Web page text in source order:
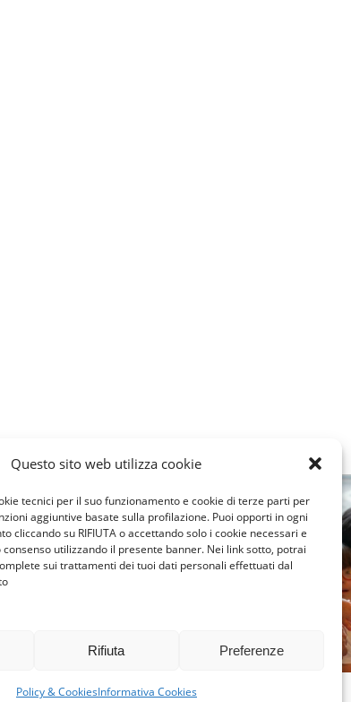
Questo sito web utilizza cookie
tecnici per il suo funzionamento e cookie di terze parti per
aggiuntive basate sulla profilazione. Puoi opporti in ogni
cliccando su RIFIUTA o accettando solo i cookie necessari e
utilizzando il presente banner. Nei link sotto, potrai
sui trattamenti dei tuoi dati personali effettuati dal
Rifiuta Preferenze
Policy & CookiesInformativa Cookies
EMILIA ROMAGNA
ACCOGLIENZA IN
PER TUTTI
EMILIA